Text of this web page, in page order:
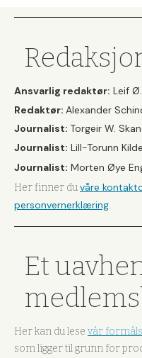
Ansvarlig redaktør: Leif
Redaktør: Alexander
Journalist: Torgeir W.
Journalist: Lill-Torunn Kilde
Journalist: Morten Øye
Her finner duvåre
personvernerklæring.
Et
Her kan du lese vår
som ligger til grunn for